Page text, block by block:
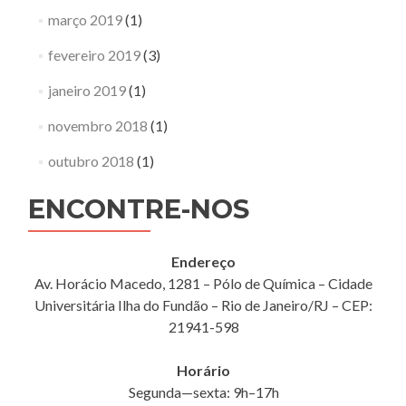
março 2019(1)
fevereiro 2019(3)
janeiro 2019(1)
novembro 2018 (1)
outubro 2018 (1)
ENCONTRE-NOS
Endereço
Av. Horácio Macedo, 1281 – Pólo de Química – Cidade
Universitária Ilha do Fundão – Rio de Janeiro/RJ – CEP:
21941-598
Horário
Segunda—sexta: 9h–17h